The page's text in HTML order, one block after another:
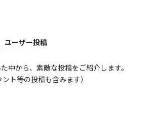
ユーザー投稿
中から、素敵な投稿をご紹介します。
ト等の投稿も含みます）